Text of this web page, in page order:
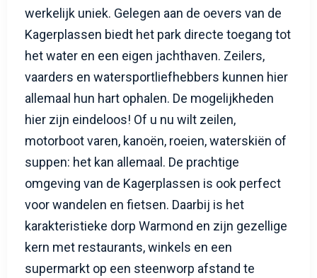
werkelijk uniek. Gelegen aan de oevers van de
Kagerplassen biedt het park directe toegang tot
het water en een eigen jachthaven. Zeilers,
vaarders en watersportliefhebbers kunnen hier
allemaal hun hart ophalen. De mogelijkheden
hier zijn eindeloos! Of u nu wilt zeilen,
motorboot varen, kanoën, roeien, waterskiën of
suppen: het kan allemaal. De prachtige
omgeving van de Kagerplassen is ook perfect
voor wandelen en fietsen. Daarbij is het
karakteristieke dorp Warmond en zijn gezellige
kern met restaurants, winkels en een
supermarkt op een steenworp afstand te